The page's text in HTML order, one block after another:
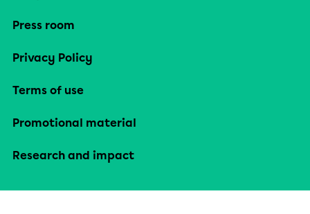
Press room
Privacy Policy
Terms of use
Promotional material
Research and impact